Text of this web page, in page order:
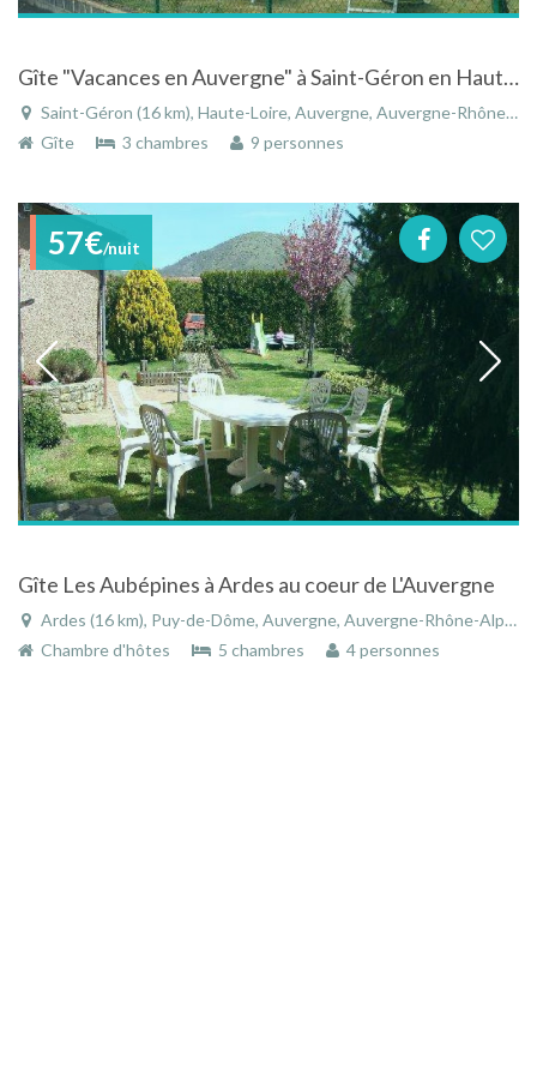
Gîte "Vacances en Auvergne" à Saint-Géron en Haute-Loire en Auvergne
Saint-Géron (16 km), Haute-Loire, Auvergne, Auvergne-Rhône-Alpes, France
Gîte
3 chambres 9 personnes
57€/nuit
Gîte Les Aubépines à Ardes au coeur de L'Auvergne
Ardes (16 km), Puy-de-Dôme, Auvergne, Auvergne-Rhône-Alpes, France
Chambre d'hôtes
5 chambres 4 personnes